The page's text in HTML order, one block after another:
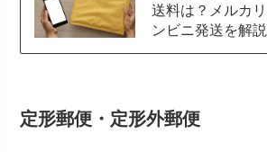
送料は？メルカ
ンビニ発送を解説
定形郵便・定形外郵便